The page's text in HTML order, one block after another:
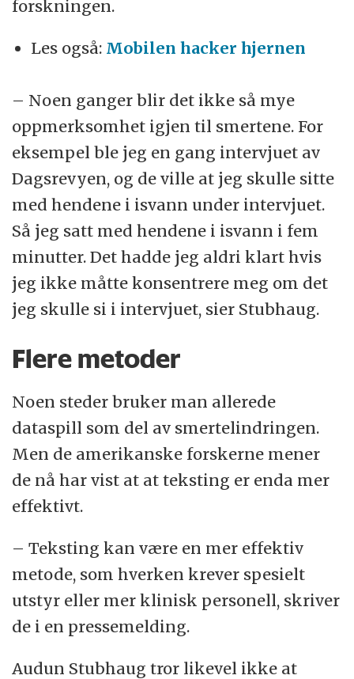
forskningen.
Les også: Mobilen hacker hjernen
– Noen ganger blir det ikke så mye
oppmerksomhet igjen til smertene. For
eksempel ble jeg en gang intervjuet av
Dagsrevyen, og de ville at jeg skulle sitte
med hendene i isvann under intervjuet.
Så jeg satt med hendene i isvann i fem
minutter. Det hadde jeg aldri klart hvis
jeg ikke måtte konsentrere meg om det
jeg skulle si i intervjuet, sier Stubhaug.
Flere metoder
Noen steder bruker man allerede
dataspill som del av smertelindringen.
Men de amerikanske forskerne mener
de nå har vist at at teksting er enda mer
effektivt.
– Teksting kan være en mer effektiv
metode, som hverken krever spesielt
utstyr eller mer klinisk personell, skriver
de i en pressemelding.
Audun Stubhaug tror likevel ikke at